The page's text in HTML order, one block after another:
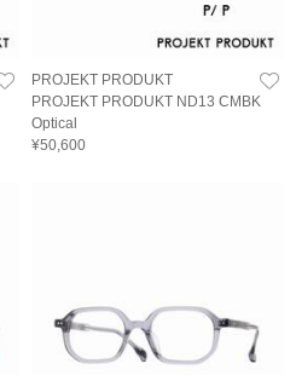
PROJEKT PRODUKT
PROJEKT PRODUKT ND13 CMBK
Optical
¥50,600